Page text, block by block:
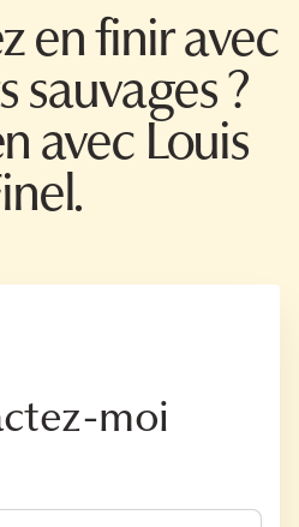
en finir avec
sauvages ?
avec Louis
moi